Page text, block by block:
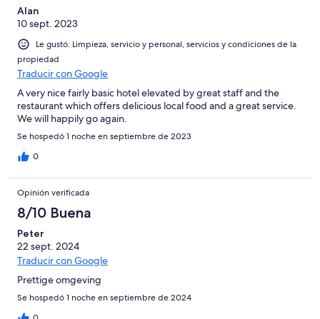
Alan
10 sept. 2023
Le gustó: Limpieza, servicio y personal, servicios y condiciones de la
propiedad
Traducir con Google
A very nice fairly basic hotel elevated by great staff and the
restaurant which offers delicious local food and a great service.
We will happily go again.
Se hospedó 1 noche en septiembre de 2023
0
Opinión verificada
8/10 Buena
Peter
22 sept. 2024
Traducir con Google
Prettige omgeving
Se hospedó 1 noche en septiembre de 2024